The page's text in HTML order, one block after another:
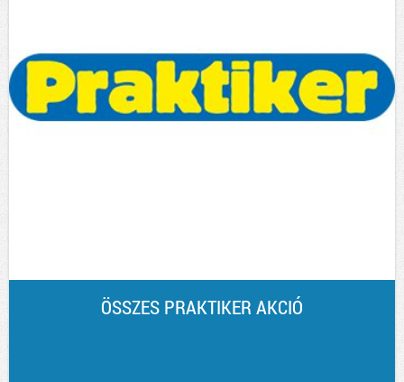
ÖSSZES PRAKTIKER AKCIÓ